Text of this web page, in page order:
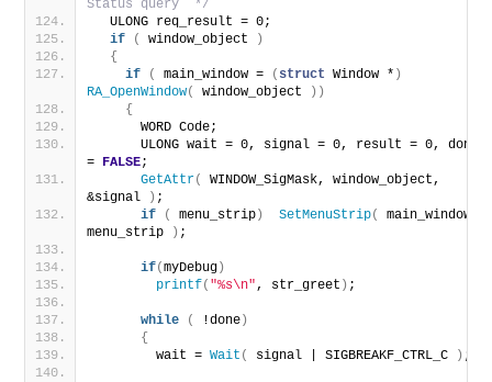
Status query  */
  ULONG req_result = 0;
if
( window_object
)
{
if
( main_window = ( struct Window * )
RA_OpenWindow( window_object
))
{
      WORD Code;
      ULONG wait = 0, signal = 0, result = 0, done
= FALSE;
GetAttr(
WINDOW_SigMask, window_object,
&signal
) ;
if
( menu_strip ) SetMenuStrip(
main_window,
menu_strip
) ;
if(myDebug )
printf( "%s\n", str_greet ) ;
while ( !done )
{
        wait =
Wait ( signal | SIGBREAKF_CTRL_C ) ;